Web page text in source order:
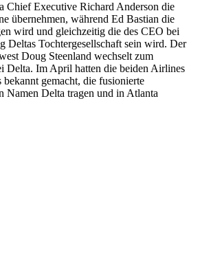
Chief Executive Richard Anderson die
übernehmen, während Ed Bastian die
wird und gleichzeitig die des CEO bei
Deltas Tochtergesellschaft sein wird. Der
Doug Steenland wechselt zum
Delta. Im April hatten die beiden Airlines
bekannt gemacht, die fusionierte
Namen Delta tragen und in Atlanta